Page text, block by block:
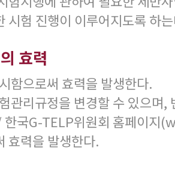
시험 진행이 이루어지도록 하
효력
함으로써 효력을 발생한다.
관리규정을 변경할 수 있으며,
한국G-TELP위원회 홈페이
효력을 발생한다.